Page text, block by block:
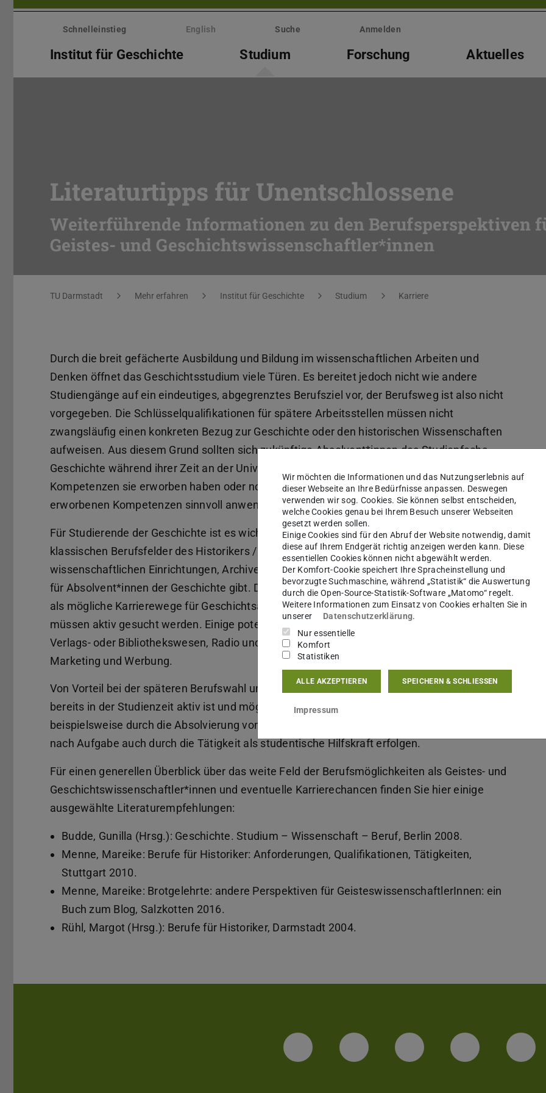
Menü
überspringenSchnelleinstieg English Suche Anmelden
Institut für Geschichte Studium Forschung Aktuelles
Literaturtipps für Unentschlossene
Weiterführende Informationen zu den Berufsperspektiven
Geistes- und Geschichtswissenschaftler*innen
Sie befinden sich hier:
TU Darmstadt Mehr erfahren Institut für Geschichte Studium Karriere
Durch die breit gefächerte Ausbildung und Bildung im wissenschaftlichen Arbeiten und
Denken öffnet das Geschichtsstudium viele Türen. Es bereitet jedoch nicht wie andere
Studiengänge auf ein eindeutiges, abgegrenztes Berufsziel vor, der Berufsweg ist also nicht
vorgegeben. Die Schlüsselqualifikationen für spätere Arbeitsstellen müssen nicht
zwangsläufig einen konkreten Bezug zur Geschichte oder den historischen Wissenschaften
aufweisen. Aus diesem Grund sollten sich zukünftige Absolvent*innen des Studienfachs
Geschichte während ihrer Zeit an der Universität selbstständig der Frage stellen, welche
Kompetenzen sie erworben haben oder noch erwerben werden und wo und wie sie ihre
erworbenen Kompetenzen sinnvoll anwenden können und wollen.
Für Studierende der Geschichte ist es wichtig zu realisieren, dass es auch abseits der
klassischen Berufsfelder des Historikers / der Historikerin an Universitäten,
wissenschaftlichen Einrichtungen, Archiven und Museen einen nennenswerten Arbeitsmarkt
für Absolvent*innen der Geschichte gibt. Diese Stellen sind jedoch oftmals nicht offensichtlich
als mögliche Karrierewege für Geschichtsabsolvent*innen erkennbar beziehungsweise
müssen aktiv gesucht werden. Einige potenzielle Arbeitsfelder sind beispielsweise das
Verlags- oder Bibliothekswesen, Radio und Fernsehen, Tourismus, Marktforschung sowie
Marketing und Werbung.
Von Vorteil bei der späteren Berufswahl und Stellenfindung ist es natürlich immer, wenn man
bereits in der Studienzeit aktiv ist und möglichst viele Kontakte knüpft. Dies kann
beispielsweise durch die Absolvierung von Praktika, durch die Teilnahme an Projekten oder je
nach Aufgabe auch durch die Tätigkeit als studentische Hilfskraft erfolgen.
Für einen generellen Überblick über das weite Feld der Berufsmöglichkeiten als Geistes- und
Geschichtswissenschaftler*innen und eventuelle Karrierechancen finden Sie hier einige
ausgewählte Literaturempfehlungen:
Budde, Gunilla (Hrsg.): Geschichte. Studium – Wissenschaft – Beruf, Berlin 2008.
Menne, Mareike: Berufe für Historiker: Anforderungen, Qualifikationen, Tätigkeiten,
Stuttgart 2010.
Menne, Mareike: Brotgelehrte: andere Perspektiven für GeisteswissenschaftlerInnen: ein
Buch zum Blog, Salzkotten 2016.
Rühl, Margot (Hrsg.): Berufe für Historiker, Darmstadt 2004.
FacebookInstagramTikTok Bluesky
Wir möchten die Informationen und das Nutzungserlebnis auf
dieser Webseite an Ihre Bedürfnisse anpassen. Deswegen
verwenden wir sog. Cookies. Sie können selbst entscheiden,
welche Cookies genau bei Ihrem Besuch unserer Webseiten
gesetzt werden sollen.
Einige Cookies sind für den Abruf der Website notwendig, damit
diese auf Ihrem Endgerät richtig anzeigen werden kann. Diese
essentiellen Cookies können nicht abgewählt werden.
Der Komfort-Cookie speichert Ihre Spracheinstellung und
bevorzugte Suchmaschine, während „Statistik“ die Auswertung
durch die Open-Source-Statistik-Software „Matomo“ regelt.
Weitere Informationen zum Einsatz von Cookies erhalten Sie in
unserer
Datenschutzerklärung.
Nur essentielle
Komfort
Statistiken
ALLE AKZEPTIEREN SPEICHERN & SCHLIESSEN
Impressum